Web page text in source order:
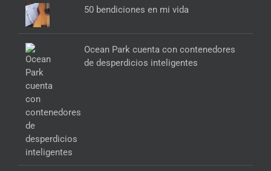
50 bendiciones en mi vida
Ocean Park cuenta con contenedores
de desperdicios inteligentes